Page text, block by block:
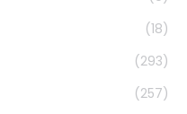
(18)
(293)
(257)